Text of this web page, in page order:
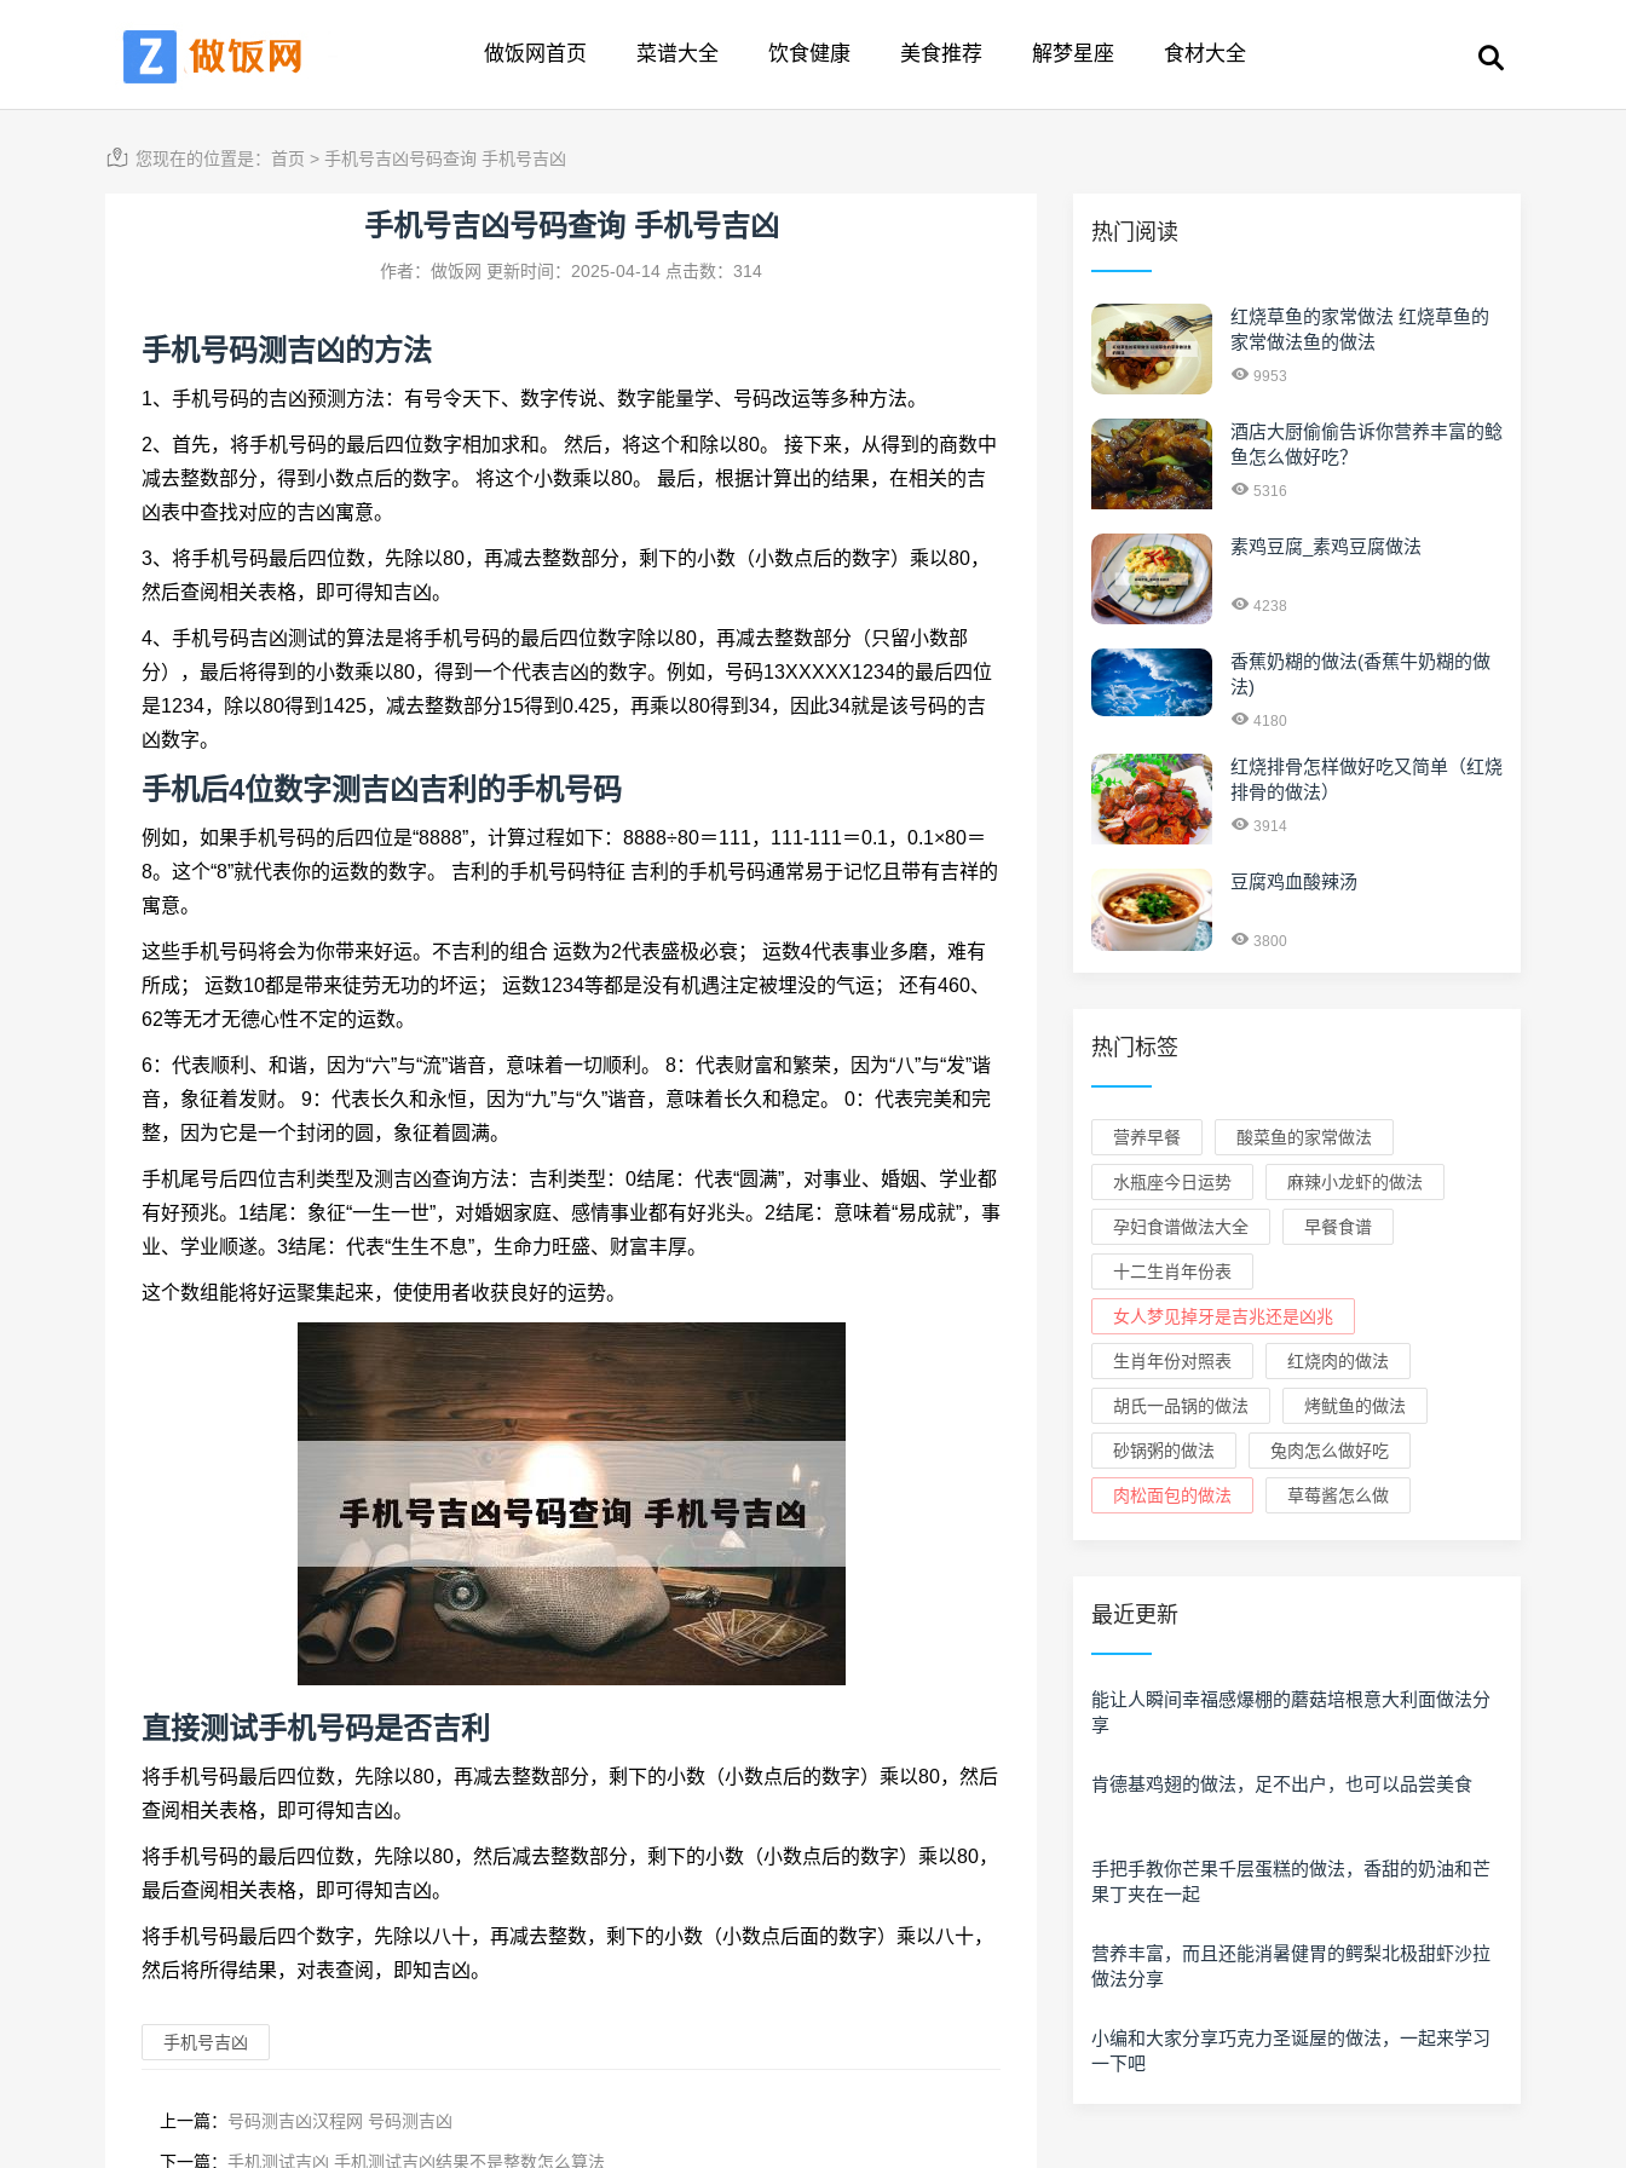
做饭网首页 菜谱大全 饮食健康 美食推荐 解梦星座 食材大全
您现在的位置是： 首页 > 手机号吉凶号码查询 手机号吉凶
手机号吉凶号码查询 手机号吉凶
作者：做饭网 更新时间：2025-04-14 点击数：314
手机号码测吉凶的方法
1、手机号码的吉凶预测方法：有号令天下、数字传说、数字能量学、号码改运等多种方法。
2、首先，将手机号码的最后四位数字相加求和。 然后，将这个和除以80。 接下来，从得到的商数中
减去整数部分，得到小数点后的数字。 将这个小数乘以80。 最后，根据计算出的结果，在相关的吉
凶表中查找对应的吉凶寓意。
3、将手机号码最后四位数，先除以80，再减去整数部分，剩下的小数（小数点后的数字）乘以80，
然后查阅相关表格，即可得知吉凶。
4、手机号码吉凶测试的算法是将手机号码的最后四位数字除以80，再减去整数部分（只留小数部
分），最后将得到的小数乘以80，得到一个代表吉凶的数字。例如，号码13XXXXX1234的最后四位
是1234，除以80得到1425，减去整数部分15得到0.425，再乘以80得到34，因此34就是该号码的吉
凶数字。
手机后4位数字测吉凶吉利的手机号码
例如，如果手机号码的后四位是“8888”，计算过程如下：8888÷80＝111，111-111＝0.1，0.1×80＝
8。这个“8”就代表你的运数的数字。 吉利的手机号码特征 吉利的手机号码通常易于记忆且带有吉祥的
寓意。
这些手机号码将会为你带来好运。不吉利的组合 运数为2代表盛极必衰； 运数4代表事业多磨，难有
所成； 运数10都是带来徒劳无功的坏运； 运数1234等都是没有机遇注定被埋没的气运； 还有460、
62等无才无德心性不定的运数。
6：代表顺利、和谐，因为“六”与“流”谐音，意味着一切顺利。 8：代表财富和繁荣，因为“八”与“发”谐
音，象征着发财。 9：代表长久和永恒，因为“九”与“久”谐音，意味着长久和稳定。 0：代表完美和完
整，因为它是一个封闭的圆，象征着圆满。
手机尾号后四位吉利类型及测吉凶查询方法：吉利类型：0结尾：代表“圆满”，对事业、婚姻、学业都
有好预兆。1结尾：象征“一生一世”，对婚姻家庭、感情事业都有好兆头。2结尾：意味着“易成就”，事
业、学业顺遂。3结尾：代表“生生不息”，生命力旺盛、财富丰厚。
这个数组能将好运聚集起来，使使用者收获良好的运势。
直接测试手机号码是否吉利
将手机号码最后四位数，先除以80，再减去整数部分，剩下的小数（小数点后的数字）乘以80，然后
查阅相关表格，即可得知吉凶。
将手机号码的最后四位数，先除以80，然后减去整数部分，剩下的小数（小数点后的数字）乘以80，
最后查阅相关表格，即可得知吉凶。
将手机号码最后四个数字，先除以八十，再减去整数，剩下的小数（小数点后面的数字）乘以八十，
然后将所得结果，对表查阅，即知吉凶。
手机号吉凶
上一篇： 号码测吉凶汉程网 号码测吉凶
下一篇： 手机测试吉凶 手机测试吉凶结果不是整数怎么算法
热门阅读
红烧草鱼的家常做法 红烧草鱼的
家常做法鱼的做法
9953
酒店大厨偷偷告诉你营养丰富的鲶
鱼怎么做好吃？
5316
素鸡豆腐_素鸡豆腐做法
4238
香蕉奶糊的做法(香蕉牛奶糊的做
法)
4180
红烧排骨怎样做好吃又简单（红烧
排骨的做法）
3914
豆腐鸡血酸辣汤
3800
热门标签
营养早餐 酸菜鱼的家常做法
水瓶座今日运势 麻辣小龙虾的做法
孕妇食谱做法大全 早餐食谱
十二生肖年份表
女人梦见掉牙是吉兆还是凶兆
生肖年份对照表 红烧肉的做法
胡氏一品锅的做法 烤鱿鱼的做法
砂锅粥的做法 兔肉怎么做好吃
肉松面包的做法 草莓酱怎么做
最近更新
能让人瞬间幸福感爆棚的蘑菇培根意大利面做法分
享
肯德基鸡翅的做法，足不出户，也可以品尝美食
手把手教你芒果千层蛋糕的做法，香甜的奶油和芒
果丁夹在一起
营养丰富，而且还能消暑健胃的鳄梨北极甜虾沙拉
做法分享
小编和大家分享巧克力圣诞屋的做法，一起来学习
一下吧